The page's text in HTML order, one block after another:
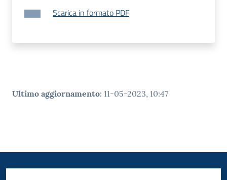
Scarica in formato PDF
Ultimo aggiornamento: 11-05-2023, 10:47